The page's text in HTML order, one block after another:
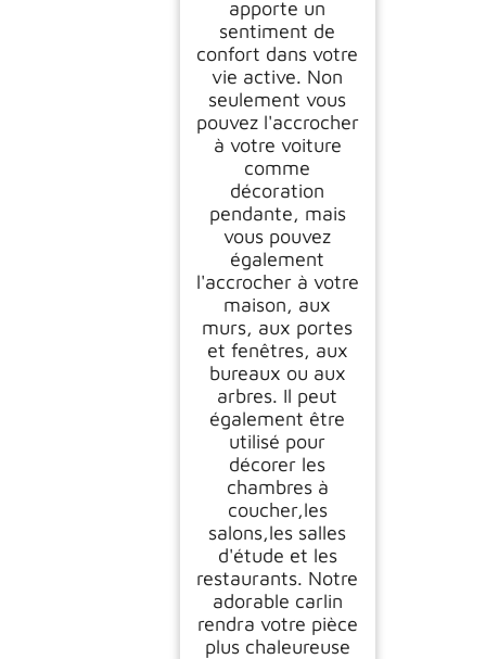
apporte un
sentiment de
confort dans votre
vie active. Non
seulement vous
pouvez l'accrocher
à votre voiture
comme
décoration
pendante, mais
vous pouvez
également
l'accrocher à votre
maison, aux
murs, aux portes
et fenêtres, aux
bureaux ou aux
arbres. Il peut
également être
utilisé pour
décorer les
chambres à
coucher,les
salons,les salles
d'étude et les
restaurants. Notre
adorable carlin
rendra votre pièce
plus chaleureuse